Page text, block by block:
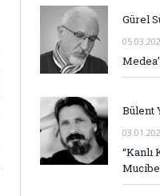
Gürel
Bülent
“Kanlı